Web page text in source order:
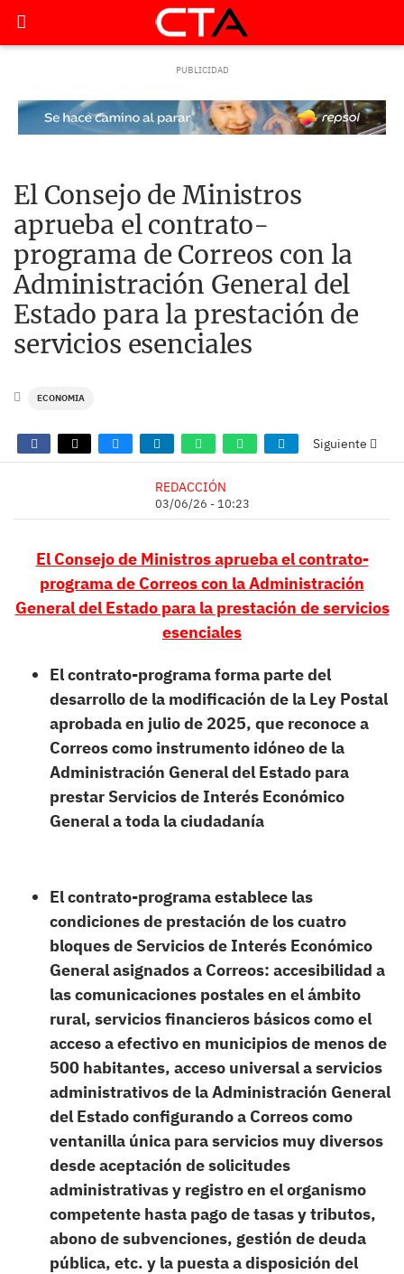
El Consejo de Ministros
aprueba el contrato-
programa de Correos con la
Administración General del
Estado para la prestación de
servicios esenciales
ECONOMIA
Siguiente
REDACCIÓN
03/06/26 - 10:23
El Consejo de Ministros aprueba el contrato-
programa de Correos con la Administración
General del Estado para la prestación de servicios
esenciales
El contrato-programa forma parte del
desarrollo de la modificación de la Ley Postal
aprobada en julio de 2025, que reconoce a
Correos como instrumento idóneo de la
Administración General del Estado para
prestar Servicios de Interés Económico
General a toda la ciudadanía
El contrato-programa establece las
condiciones de prestación de los cuatro
bloques de Servicios de Interés Económico
General asignados a Correos: accesibilidad a
las comunicaciones postales en el ámbito
rural, servicios financieros básicos como el
acceso a efectivo en municipios de menos de
500 habitantes, acceso universal a servicios
administrativos de la Administración General
del Estado configurando a Correos como
ventanilla única para servicios muy diversos
desde aceptación de solicitudes
administrativas y registro en el organismo
competente hasta pago de tasas y tributos,
abono de subvenciones, gestión de deuda
pública, etc. y la puesta a disposición del